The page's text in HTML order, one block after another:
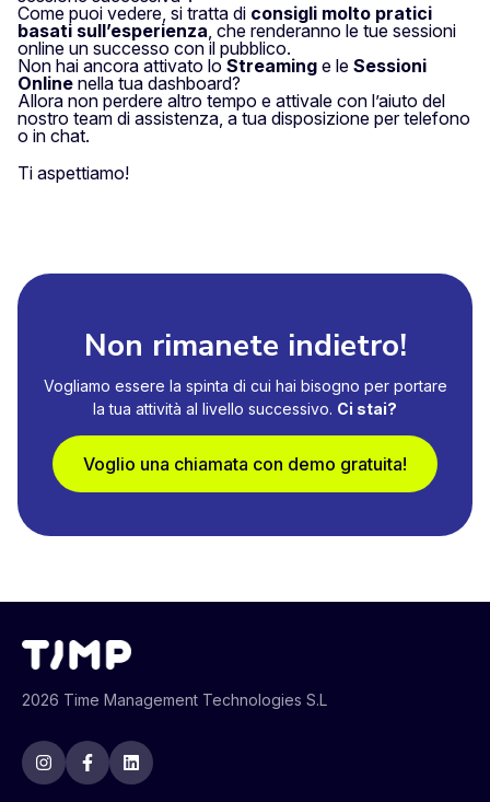
Come puoi vedere, si tratta di consigli molto pratici
basati sull’esperienza , che renderanno le tue sessioni
online un successo con il pubblico.
Non hai ancora attivato loStreaming e le Sessioni
Online nella tua dashboard?
Allora non perdere altro tempo e attivale con l’aiuto del
nostro team di assistenza, a tua disposizione per telefono
o in chat.
Ti aspettiamo!
Non rimanete indietro!
Vogliamo essere la spinta di cui hai bisogno per portare
la tua attività al livello successivo. Ci stai?
Voglio una chiamata con demo gratuita!
2026 Time Management Technologies S.L